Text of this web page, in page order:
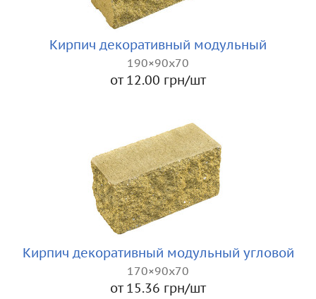
Кирпич декоративный модульный
190×90x70
от 12.00 грн/шт
Кирпич декоративный модульный угловой
170×90x70
от 15.36 грн/шт